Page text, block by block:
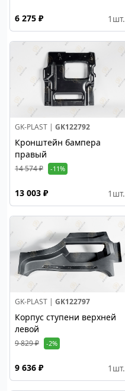
6 275 ₽ 1 шт.
GK-PLAST | GK122792
Кронштейн бампера
правый
14 574 ₽ -11%
13 003 ₽ 1 шт.
GK-PLAST | GK122797
Корпус ступени верхней
левой
9 829 ₽ -2%
9 636 ₽ 1 шт.